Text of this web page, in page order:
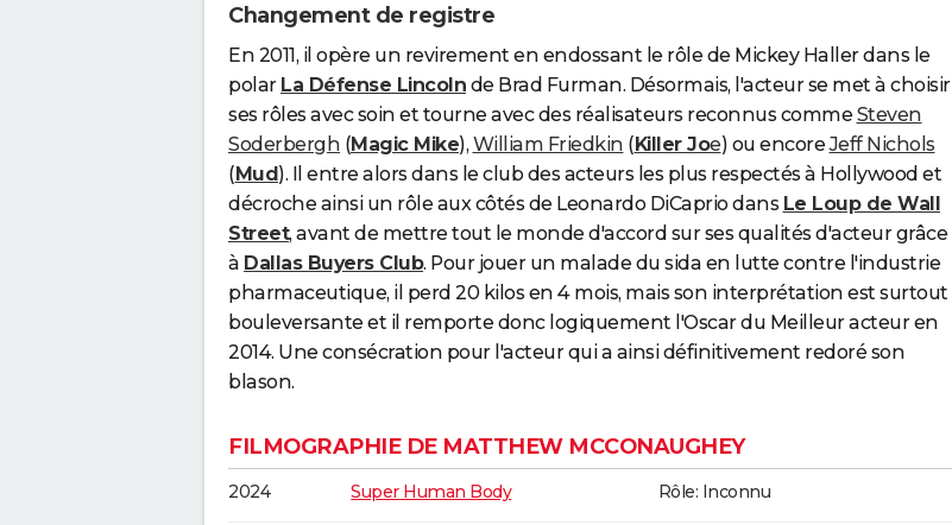
Changement de registre
En 2011, il opère un revirement en endossant le rôle de Mickey Haller dans le
polar La Défense Lincoln de Brad Furman. Désormais, l'acteur se met à choisir
ses rôles avec soin et tourne avec des réalisateurs reconnus comme Steven
Soderbergh (Magic Mike), William Friedkin ( Killer Joe) ou encoreJeff Nichols
( Mud ). Il entre alors dans le club des acteurs les plus respectés à Hollywood et
décroche ainsi un rôle aux côtés de Leonardo DiCaprio dans Le Loup de Wall
Street, avant de mettre tout le monde d'accord sur ses qualités d'acteur grâce
à Dallas Buyers Club. Pour jouer un malade du sida en lutte contre l'industrie
pharmaceutique, il perd 20 kilos en 4 mois, mais son interprétation est surtout
bouleversante et il remporte donc logiquement l'Oscar du Meilleur acteur en
2014. Une consécration pour l'acteur qui a ainsi définitivement redoré son
blason.
FILMOGRAPHIE DE MATTHEW MCCONAUGHEY
2024 Super Human Body Rôle: Inconnu